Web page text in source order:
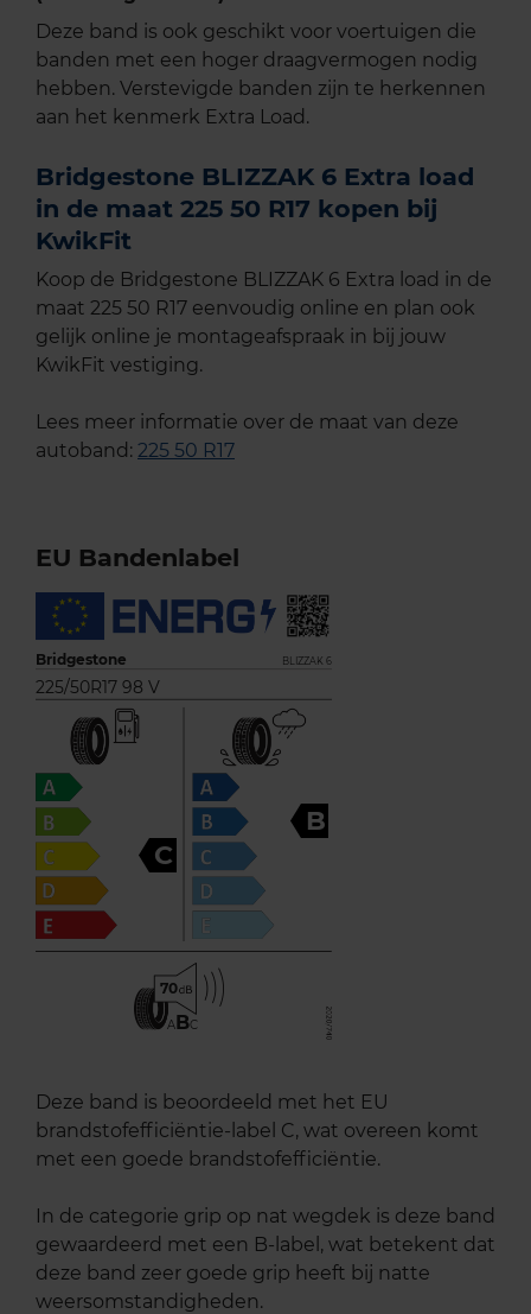
Deze band is ook geschikt voor voertuigen die
banden met een hoger draagvermogen nodig
hebben. Verstevigde banden zijn te herkennen
aan het kenmerk Extra Load.
Bridgestone BLIZZAK 6 Extra load
in de maat 225 50 R17 kopen bij
KwikFit
Koop de Bridgestone BLIZZAK 6 Extra load in de
maat 225 50 R17 eenvoudig online en plan ook
gelijk online je montageafspraak in bij jouw
KwikFit vestiging.
Lees meer informatie over de maat van deze
autoband: 225 50 R17
EU Bandenlabel
Bridgestone BLIZZAK 6
225/50R17 98 V
C
B
70
ABC
Deze band is beoordeeld met het EU
brandstofefficiëntie-label C, wat overeen komt
met een goede brandstofefficiëntie.
In de categorie grip op nat wegdek is deze band
gewaardeerd met een B-label, wat betekent dat
deze band zeer goede grip heeft bij natte
weersomstandigheden.